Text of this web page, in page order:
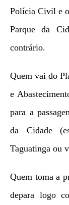
Polícia Civil e
Parque da
contrário.
Quem vai do
e
para a
da Cidade
Taguatinga ou
Quem toma a
depara logo